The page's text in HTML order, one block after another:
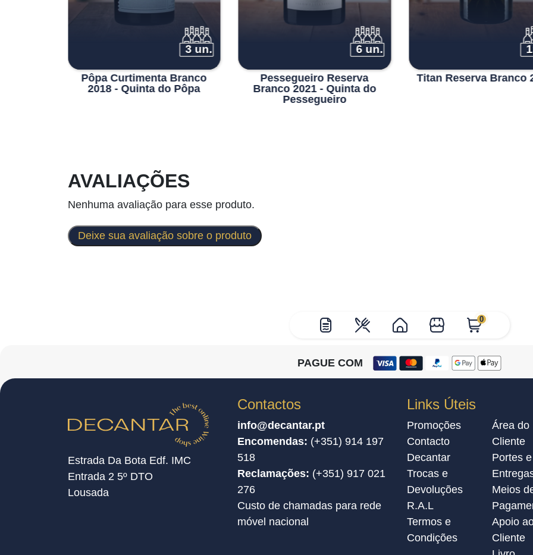
0
3 un.
Pôpa Curtimenta Branco
2018 - Quinta do Pôpa
6 un.
Pessegueiro Reserva
Branco 2021 - Quinta do
Pessegueiro
Titan Reserva Branco
AVALIAÇÕES
Nenhuma avaliação para esse produto.
Deixe sua avaliação sobre o produto
PAGUE COM
Estrada Da Bota Edf. IMC
Entrada 2 5º DTO
Lousada
Contactos
info@decantar.pt
Encomendas: (+351) 914 197
518
Reclamações: (+351) 917 021
276
Custo de chamadas para rede
móvel nacional
Links Úteis
Promoções
Contacto
Decantar
Trocas e
Devoluções
R.A.L
Termos e
Condições
Área do
Cliente
Portes e
Meios
Apoio
Cliente